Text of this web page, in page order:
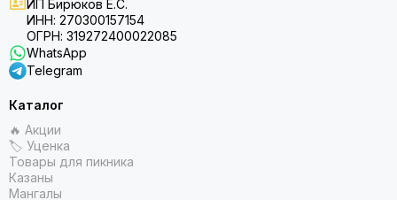
ИП Бирюков Е.С.
ИНН: 270300157154
ОГРН: 319272400022085
WhatsApp
Telegram
Каталог
🔥 Акции
🏷 Уценка
Товары для пикника
Казаны
Мангалы